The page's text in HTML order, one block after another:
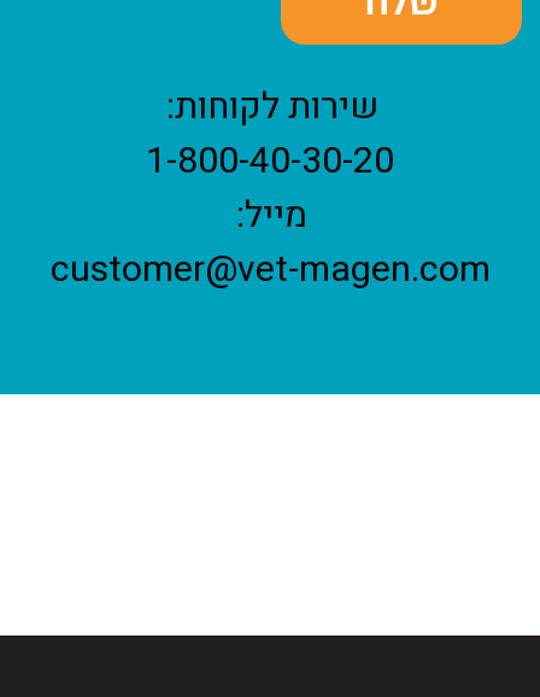
שירות לקוחות:
1-800-40-30-20
מייל:
customer@vet-magen.com